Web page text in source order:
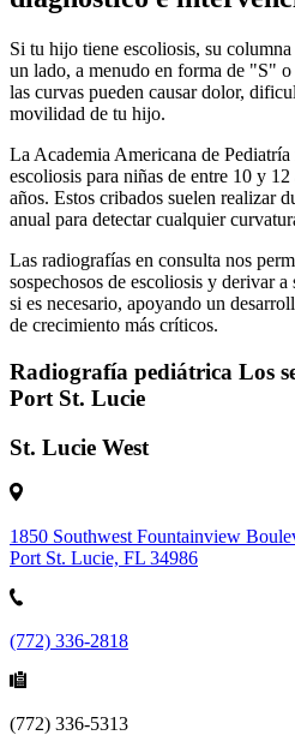
Si tu hijo tiene escoliosis, su
un lado, a menudo en forma de "S"
las curvas pueden causar dolor,
movilidad de tu hijo.
La Academia Americana de
escoliosis para niñas de entre 10 y
años. Estos cribados suelen realizar
anual para detectar cualquier
Las radiografías en consulta nos
sospechosos de escoliosis y derivar
si es necesario, apoyando un
de crecimiento más críticos.
Radiografía pediátrica Los
Port St. Lucie
St. Lucie West
1850 Southwest Fountainview
Port St. Lucie, FL 34986
(772) 336-2818
(772) 336-5313